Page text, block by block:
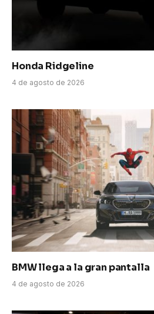
Honda Ridgeline
4 de agosto de 2026
BMW llega a la gran pantalla
4 de agosto de 2026